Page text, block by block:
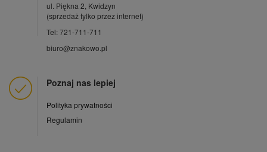
ul. Piękna 2, Kwidzyn
(sprzedaż tylko przez internet)
Tel: 721-711-711
biuro@znakowo.pl
Poznaj nas lepiej
Polityka prywatności
Regulamin